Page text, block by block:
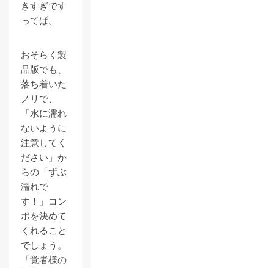
きすぎです
ってば。
おそらく製
品版でも、
落ち着いた
ノリで、
「水に濡れ
ないように
注意してく
ださい」か
らの「ずぶ
濡れで
す！」コン
ボを決めて
くれること
でしょう。
「覚者様の